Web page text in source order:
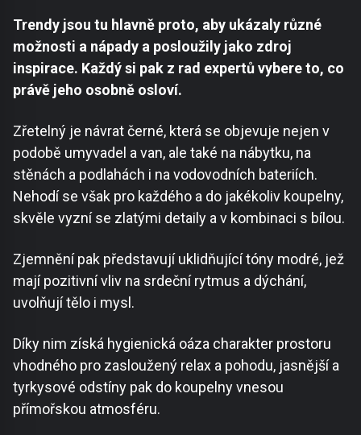
Trendy jsou tu hlavně proto, aby ukázaly různé
možnosti a nápady a posloužily jako zdroj
inspirace. Každý si pak z rad expertů vybere to, co
právě jeho osobně osloví.
Zřetelný je návrat černé, která se objevuje nejen v
podobě umyvadel a van, ale také na nábytku, na
stěnách a podlahách i na vodovodních bateriích.
Nehodí se však pro každého a do jakékoliv koupelny,
skvěle vyzní se zlatými detaily a v kombinaci s bílou.
Zjemnění pak představují uklidňující tóny modré, jež
mají pozitivní vliv na srdeční rytmus a dýchání,
uvolňují tělo i mysl.
Díky nim získá hygienická oáza charakter prostoru
vhodného pro zasloužený relax a pohodu, jasnější a
tyrkysové odstíny pak do koupelny vnesou
přímořskou atmosféru.